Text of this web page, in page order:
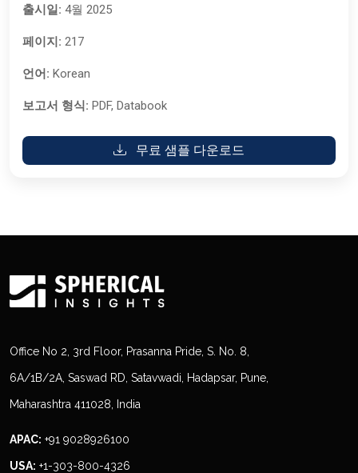
출시일: 4월 2025
페이지: 217
언어: Korean
보고서 형식: PDF, Databook
무료 샘플 다운로드
Office No 2, 3rd Floor, Prasanna Pride, S. No. 8,
6A/1B/2A, Saswad RD, Satavwadi, Hadapsar, Pune,
Maharashtra 411028, India
APAC: +91 9028926100
USA: +1-303-800-4326